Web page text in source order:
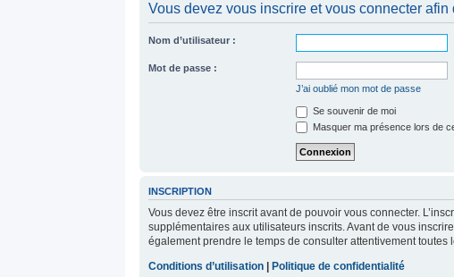
Vous devez vous inscrire et vous connecter
Nom d’utilisateur :
Mot de passe :
J’ai oublié mon mot de passe
Se souvenir de moi
Masquer ma présence lors de
INSCRIPTION
Vous devez être inscrit avant de pouvoir vous connecter.
supplémentaires aux utilisateurs inscrits. Avant de vous
également prendre le temps de consulter attentivement toutes
Conditions d’utilisation | Politique de confidentialité